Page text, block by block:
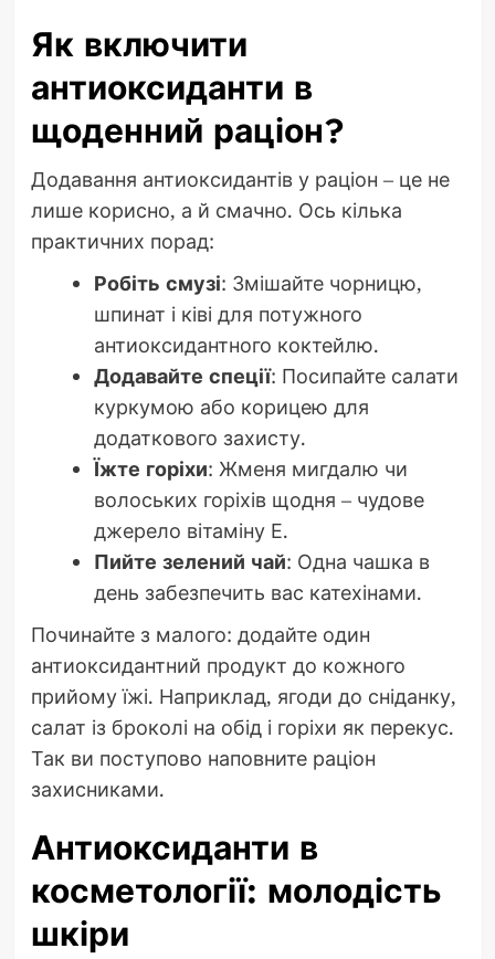
Як включити
антиоксиданти в
щоденний раціон?
Додавання антиоксидантів у раціон – це не
лише корисно, а й смачно. Ось кілька
практичних порад:
Робіть смузі: Змішайте чорницю,
шпинат і ківі для потужного
антиоксидантного коктейлю.
Додавайте спеції: Посипайте салати
куркумою або корицею для
додаткового захисту.
Їжте горіхи: Жменя мигдалю чи
волоських горіхів щодня – чудове
джерело вітаміну Е.
Пийте зелений чай: Одна чашка в
день забезпечить вас катехінами.
Починайте з малого: додайте один
антиоксидантний продукт до кожного
прийому їжі. Наприклад, ягоди до сніданку,
салат із броколі на обід і горіхи як перекус.
Так ви поступово наповните раціон
захисниками.
Антиоксиданти в
косметології: молодість
шкіри